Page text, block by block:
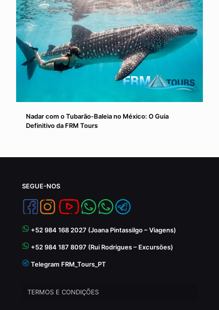
Nadar com o Tubarão-Baleia no México: O Guia
Definitivo da FRM Tours
SEGUE-NOS
+52 984 168 2027 (Joana Pintassilgo – Viagens)
+52 984 187 8097 (Rui Rodrigues – Excursões)
Telegram FRM_Tours_PT
TERMOS E CONDIÇÕES